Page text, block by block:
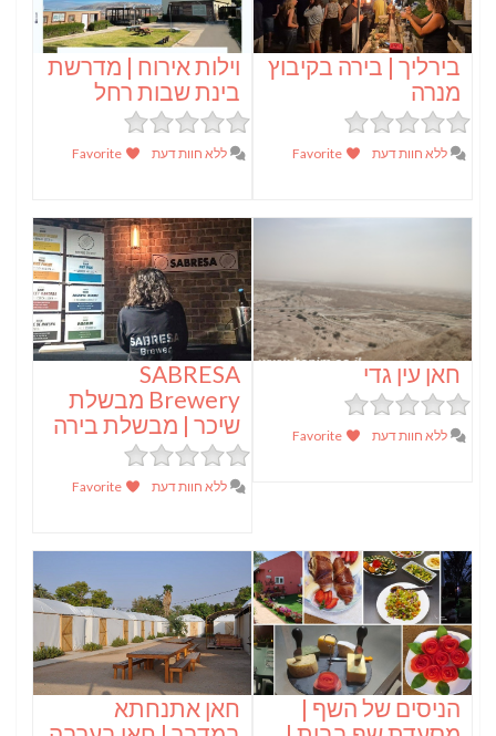
בירליך | בירה בקיבוץ
מנרה
ללא חוות דעת
וילות אירוח | מדרשת
בינת שבות רחל
ללא חוות דעת
חאן עין גדי
ללא חוות דעת
SABRESA
Brewery מבשלת
שיכר | מבשלת בירה
ללא חוות דעת
הניסים של השף |
חאן אתנחתא